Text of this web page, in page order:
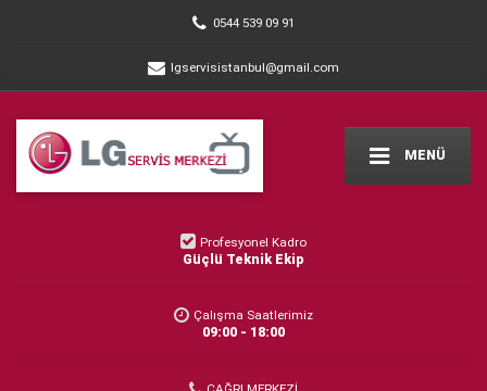
0544 539 09 91
lgservisistanbul@gmail.com
MENÜ
Profesyonel Kadro
Güçlü Teknik Ekip
Çalışma Saatlerimiz
09:00 - 18:00